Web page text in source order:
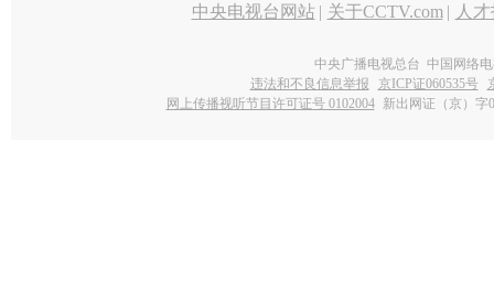
中央电视台网站 | 关于CCTV.com | 人
中央广播电视总台 中国网络
违法和不良信息举报
京ICP证060535号
网上传播视听节目许可证号 0102004 新出网证（京）